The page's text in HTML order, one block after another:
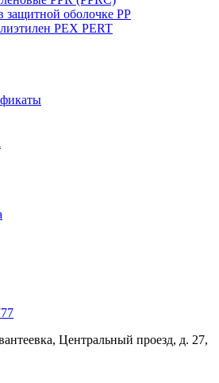
оболочке PP
PEX PERT
Центральный проезд, д. 27,